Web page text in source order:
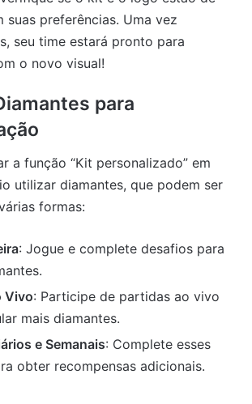
suas preferências. Uma vez
seu time estará pronto para
o novo visual!
para
a função “Kit personalizado” em
utilizar diamantes, que podem ser
formas:
: Jogue e complete desafios para
Vivo: Participe de partidas ao vivo
mais diamantes.
e Semanais: Complete esses
obter recompensas adicionais.